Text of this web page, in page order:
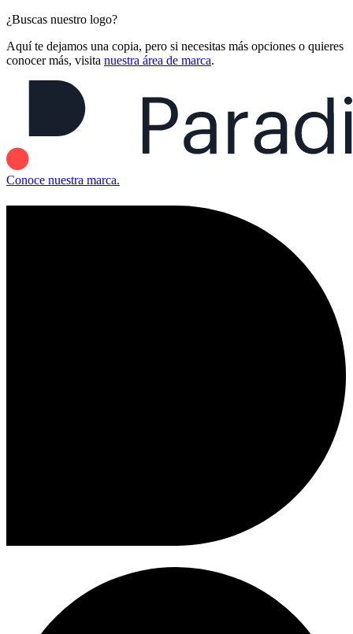
¿Buscas nuestro logo?
Aquí te dejamos una copia, pero si necesitas más opciones o quieres
conocer más, visita nuestra área de marca.
Conoce nuestra marca.